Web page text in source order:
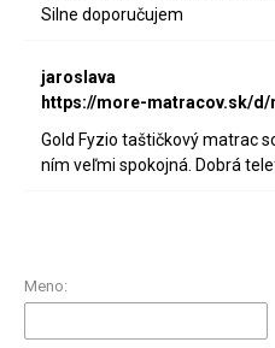
Silne doporučujem
jaroslava
https://more-matracov.sk/
Gold Fyzio taštičkový matrac
ním veľmi spokojná. Dobrá
Meno: